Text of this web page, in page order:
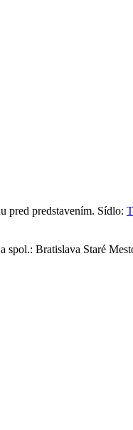
pred predstavením. Sídlo:
spol.: Bratislava Staré